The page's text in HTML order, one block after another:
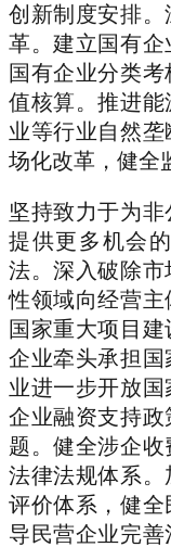
创新制度安排
革。建立国有
国有企业分类
值核算。推进
业等行业自然
场化改革，健全
坚持致力于为
提供更多机会
法。深入破除
性领域向经营
国家重大项目
企业牵头承担
业进一步开放
企业融资支持
题。健全涉企
法律法规体系
评价体系，健全
导民营企业完